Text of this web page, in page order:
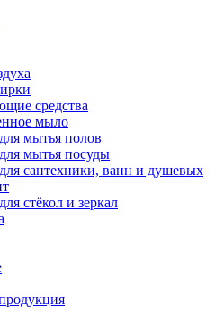
средства
мыло
мытья полов
мытья посуды
сантехники, ванн и душевых
стёкол и зеркал